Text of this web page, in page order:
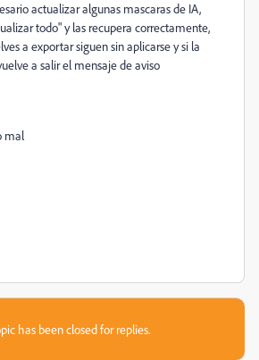
actualizar algunas mascaras de IA,
todo" y las recupera correctamente,
a exportar siguen sin aplicarse y si la
a salir el mensaje de aviso
mal
has been closed for replies.